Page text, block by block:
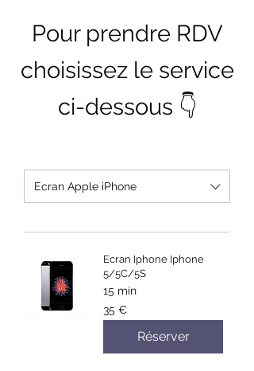
Pour prendre RDV
choisissez le service
ci-dessous 👇
Ecran Apple iPhone
Ecran Iphone Iphone
5/5C/5S
15 min
euros
35 €
Réserver